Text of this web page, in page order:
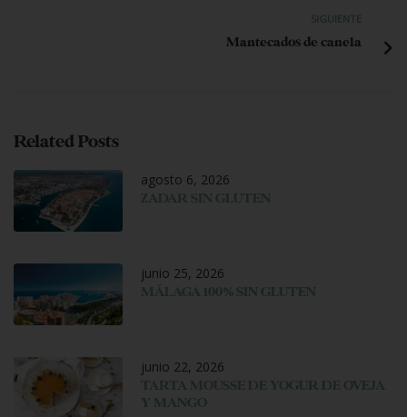
SIGUIENTE
Mantecados de canela
Related Posts
agosto 6, 2026
ZADAR SIN GLUTEN
junio 25, 2026
MÁLAGA 100% SIN GLUTEN
junio 22, 2026
TARTA MOUSSE DE YOGUR DE OVEJA
Y MANGO